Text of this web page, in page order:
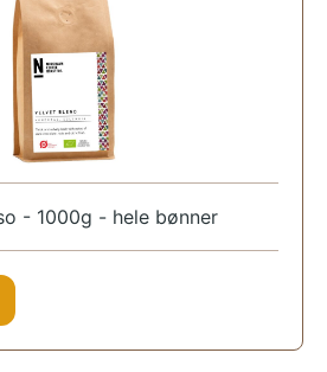
- 1000g - hele bønner